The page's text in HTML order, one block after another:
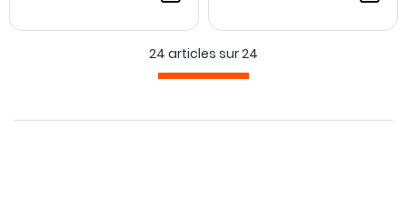
24 articles sur24